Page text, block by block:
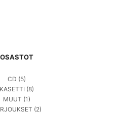
OSASTOT
CD (5)
KASETTI (8)
MUUT (1)
(2)